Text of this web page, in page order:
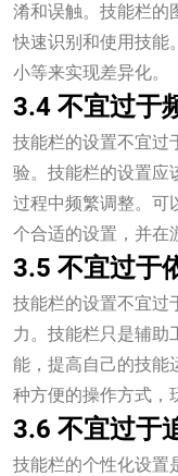
淆和误触。技能栏的
快速识别和使用技能
小等来实现差异化。
3.4 不宜过于
技能栏的设置不宜过
验。技能栏的设置应
过程中频繁调整。可
个合适的设置，并在
3.5 不宜过于
技能栏的设置不宜过
力。技能栏只是辅助
能，提高自己的技能
种方便的操作方式，
3.6 不宜过于
技能栏的个性化设置